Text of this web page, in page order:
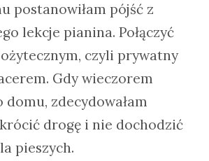
postanowiłam pójść z
lekcje pianina. Połączyć
czyli prywatny
Gdy wieczorem
zdecydowałam
drogę i nie dochodzić
pieszych.